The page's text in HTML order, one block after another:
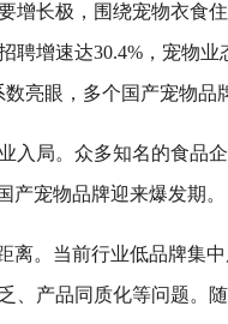
增长极，围绕宠物衣食
聘增速达30.4%，宠物
亮眼，多个国产宠物品
入局。众多知名的食品
产宠物品牌迎来爆发期。
离。当前行业低品牌集
、产品同质化等问题。